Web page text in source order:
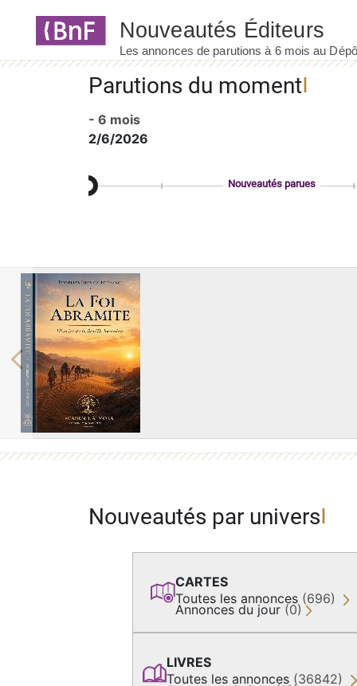
Parutions du moment
- 6 mois
2/6/2026
Nouveautés parues
Previous
Nouveautés par univers
CARTES
Toutes les annonces (696)
Annonces du jour (0)
LIVRES
Toutes les annonces (36842)